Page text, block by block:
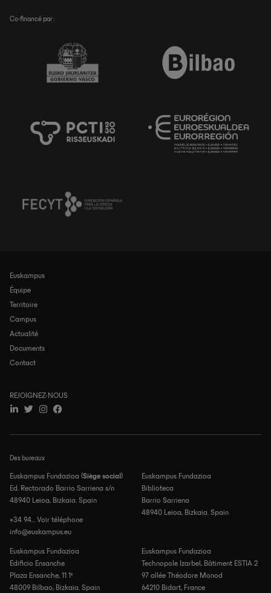
Co-financé par :
Navegación
principal
Euskampus
Équipe
Territoire
Campus
Actualité
Documents
Contact
Des bureaux
Euskampus Fundazioa (Siège social )
Ed. Rectorado Barrio Sarriena s/n
48940 Leioa, Bizkaia. Spain
+34 94... Voir téléphone
info@euskampus.eu
Euskampus Fundazioa
Biblioteca
Barrio Sarriena
48940 Leioa, Bizkaia. Spain
Euskampus Fundazioa
Edificio Ensanche
Plaza Ensanche, 11 1º
48009 Bilbao, Bizkaia. Spain
Euskampus Fundazioa
Technopole Izarbel, Bâtiment ESTIA 2
97 allée Théodore Monod
64210 Bidart, France
REJOIGNEZ-NOUS